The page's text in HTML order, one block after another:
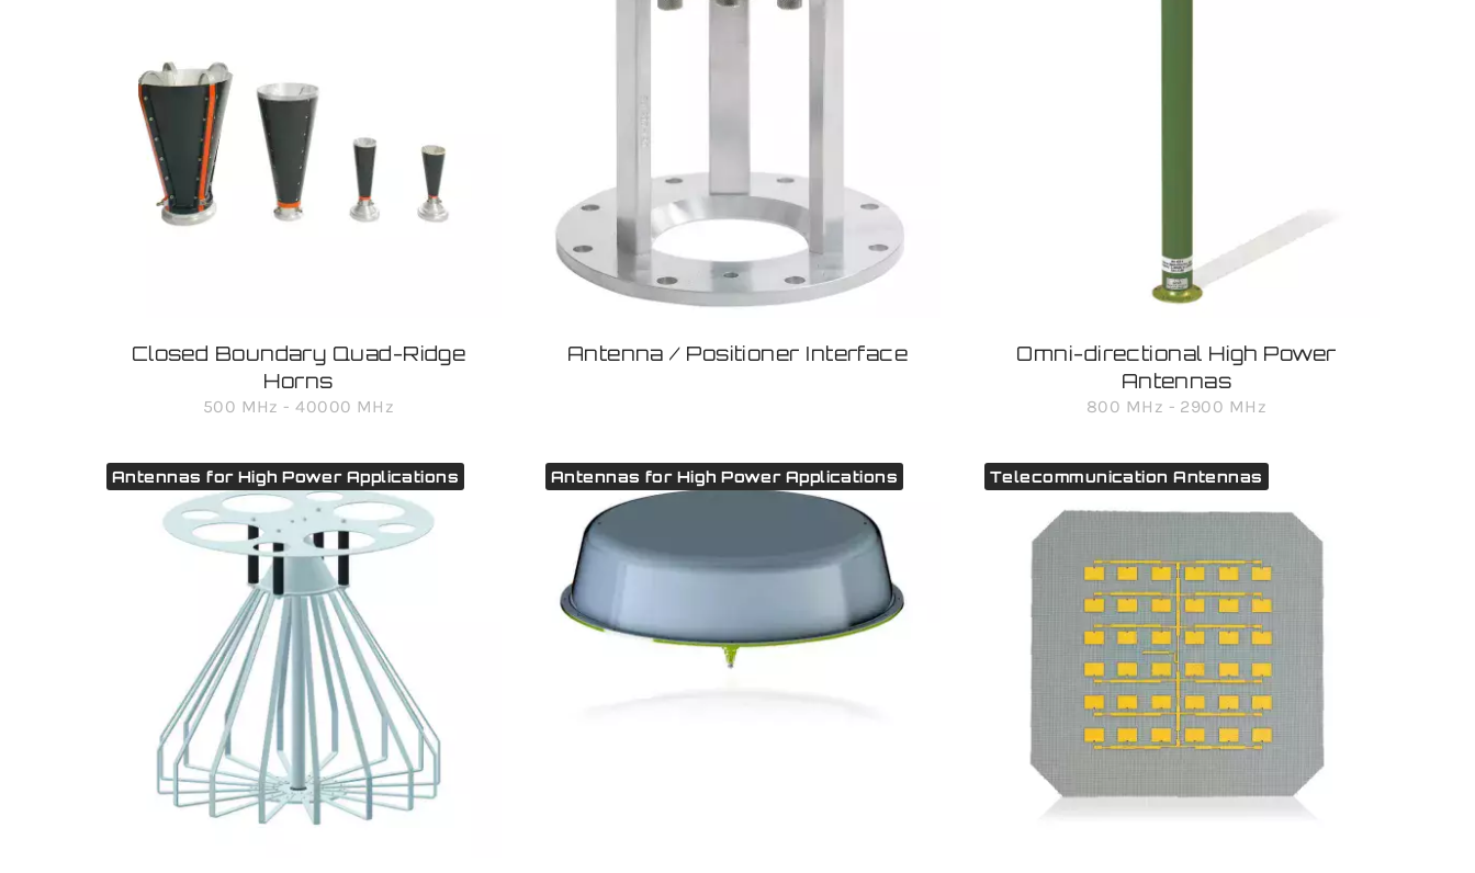
Closed Boundary Quad-Ridge
Horns
500 MHz - 40000 MHz
Antenna / Positioner Interface
Omni-directional High Power
Antennas
800 MHz - 2900 MHz
Antennas for High Power Applications Antennas for High Power Applications Telecommunication Antennas